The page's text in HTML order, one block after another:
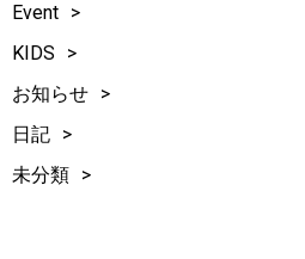
Event
KIDS
お知らせ
日記
未分類